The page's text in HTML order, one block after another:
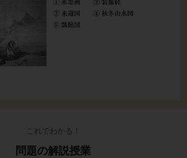
これでわかる！
問題の解説授業